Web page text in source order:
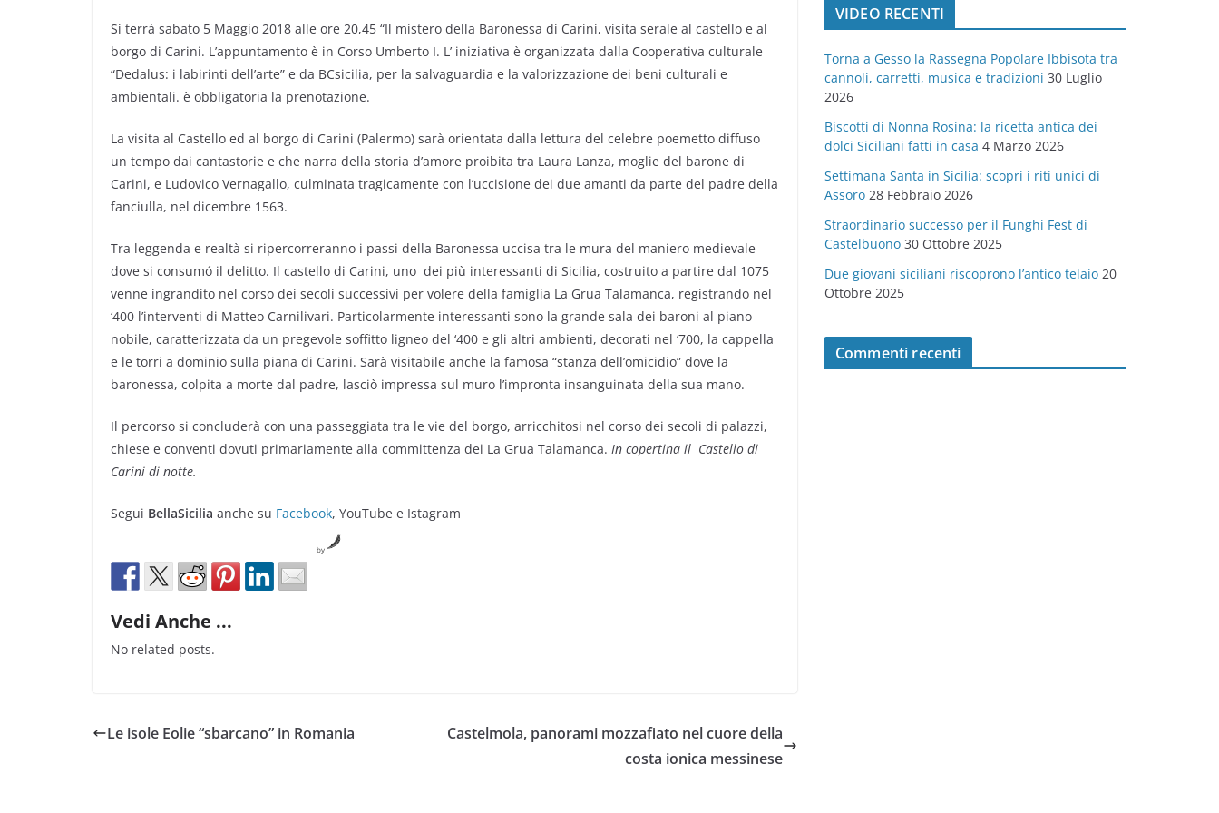
Si terrà sabato 5 Maggio 2018 alle ore 20,45 “Il mistero della Baronessa di Carini, visita serale al castello e al
borgo di Carini. L’appuntamento è in Corso Umberto I. L’ iniziativa è organizzata dalla Cooperativa culturale
“Dedalus: i labirinti dell’arte” e da BCsicilia, per la salvaguardia e la valorizzazione dei beni culturali e
ambientali. è obbligatoria la prenotazione.
La visita al Castello ed al borgo di Carini (Palermo) sarà orientata dalla lettura del celebre poemetto diffuso
un tempo dai cantastorie e che narra della storia d’amore proibita tra Laura Lanza, moglie del barone di
Carini, e Ludovico Vernagallo, culminata tragicamente con l’uccisione dei due amanti da parte del padre della
fanciulla, nel dicembre 1563.
Tra leggenda e realtà si ripercorreranno i passi della Baronessa uccisa tra le mura del maniero medievale
dove si consumó il delitto. Il castello di Carini, uno dei più interessanti di Sicilia, costruito a partire dal 1075
venne ingrandito nel corso dei secoli successivi per volere della famiglia La Grua Talamanca, registrando nel
‘400 l’interventi di Matteo Carnilivari. Particolarmente interessanti sono la grande sala dei baroni al piano
nobile, caratterizzata da un pregevole soffitto ligneo del ‘400 e gli altri ambienti, decorati nel ‘700, la cappella
e le torri a dominio sulla piana di Carini. Sarà visitabile anche la famosa “stanza dell’omicidio” dove la
baronessa, colpita a morte dal padre, lasciò impressa sul muro l’impronta insanguinata della sua mano.
Il percorso si concluderà con una passeggiata tra le vie del borgo, arricchitosi nel corso dei secoli di palazzi,
chiese e conventi dovuti primariamente alla committenza dei La Grua Talamanca. In copertina il Castello di
Carini di notte.
Segui BellaSicilia anche su Facebook, YouTube e Istagram
by
Vedi Anche ...
No related posts.
Le isole Eolie “sbarcano” in Romania
Castelmola, panorami mozzafiato nel cuore della
costa ionica messinese
o
r
e
VIDEO RECENTI
Torna a Gesso la Rassegna Popolare Ibbisota tra
cannoli, carretti, musica e tradizioni 30 Luglio
2026
Biscotti di Nonna Rosina: la ricetta antica dei
dolci Siciliani fatti in casa 4 Marzo 2026
Settimana Santa in Sicilia: scopri i riti unici di
Assoro 28 Febbraio 2026
Straordinario successo per il Funghi Fest di
Castelbuono 30 Ottobre 2025
Due giovani siciliani riscoprono l’antico telaio 20
Ottobre 2025
Commenti recenti